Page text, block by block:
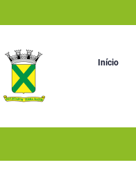
Início